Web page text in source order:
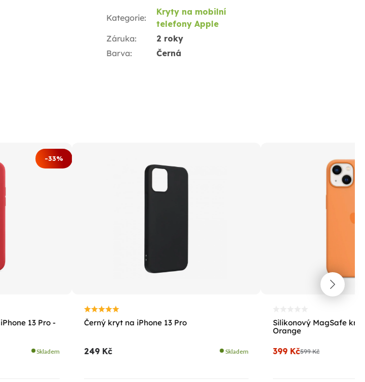
Kategorie:
Kryty na mobilní
telefony Apple
Záruka:
2 roky
Barva: Černá
-33%
13 Pro -
Skladem
Černý kryt na iPhone 13 Pro
249 Kč Skladem
Silikonový MagSafe kryt
Orange
599 Kč
399 Kč